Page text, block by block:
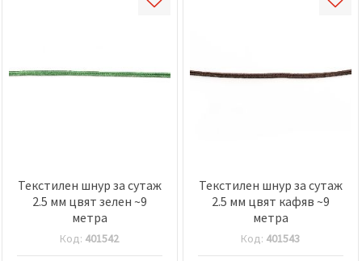
Текстилен шнур за сутаж
2.5 мм цвят зелен ~9
метра
Код: 401542
Текстилен шнур за сутаж
2.5 мм цвят кафяв ~9
метра
Код: 401543